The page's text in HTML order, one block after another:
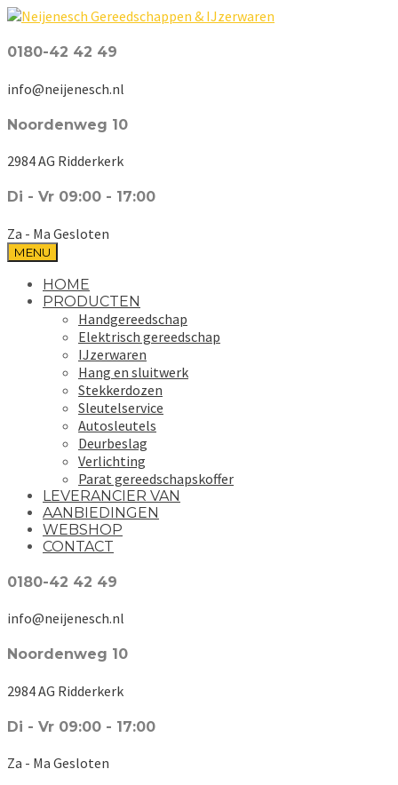
0180-42 42 49
info@neijenesch.nl
Noordenweg 10
2984 AG Ridderkerk
Di - Vr 09:00 - 17:00
Za - Ma Gesloten
MENU
HOME
PRODUCTEN
Handgereedschap
Elektrisch gereedschap
IJzerwaren
Hang en sluitwerk
Stekkerdozen
Sleutelservice
Autosleutels
Deurbeslag
Verlichting
Parat gereedschapskoffer
LEVERANCIER VAN
AANBIEDINGEN
WEBSHOP
CONTACT
0180-42 42 49
info@neijenesch.nl
Noordenweg 10
2984 AG Ridderkerk
Di - Vr 09:00 - 17:00
Za - Ma Gesloten